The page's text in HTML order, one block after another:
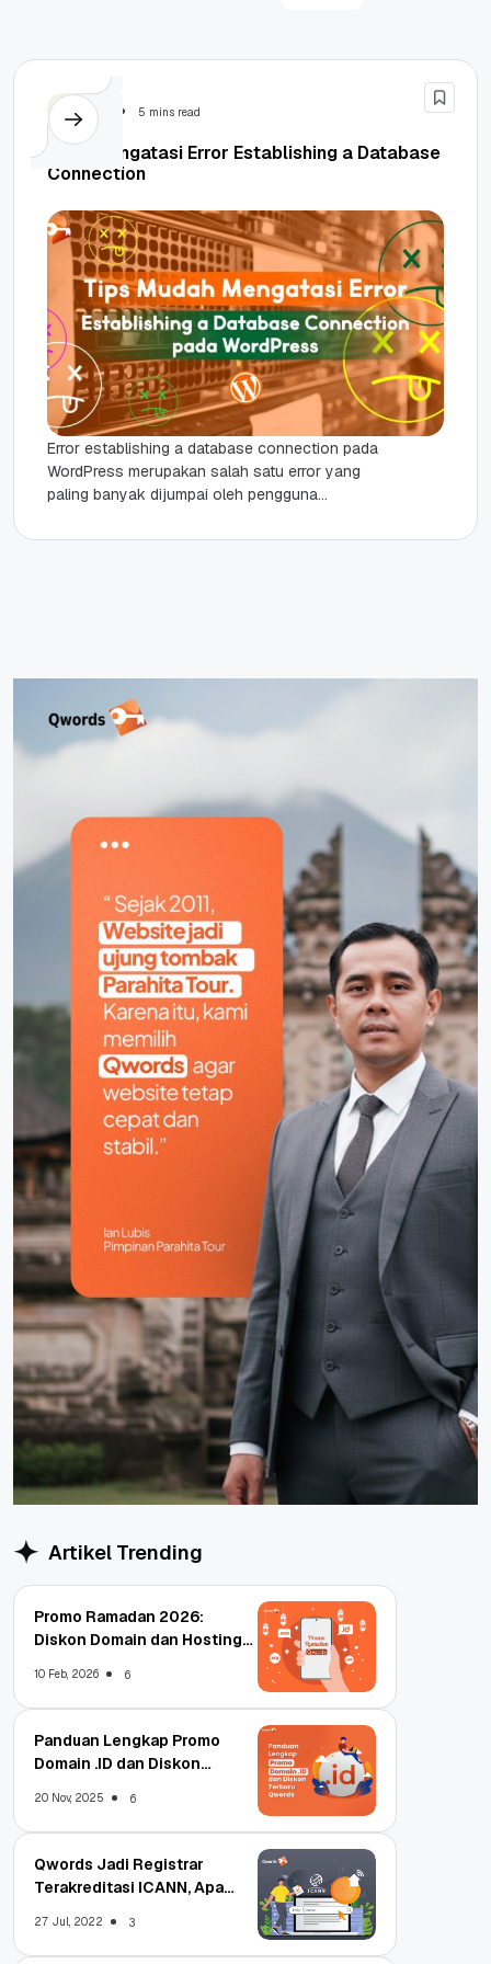
Tutorial 5 mins read
Cara Mengatasi Error Establishing a Database
Connection
Error establishing a database connection pada
WordPress merupakan salah satu error yang
paling banyak dijumpai oleh pengguna
tidak perlu...
Artikel Trending
Promo Ramadan 2026:
Diskon Domain dan Hosting
10 Feb, 2026 6
Panduan Lengkap Promo
Domain .ID dan Diskon
20 Nov, 2025 6
Qwords Jadi Registrar
Terakreditasi ICANN, Apa
27 Jul, 2022 3